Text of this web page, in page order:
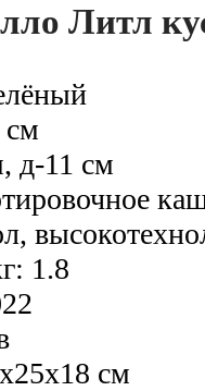
Литл
см
д-11 см
1.8
см